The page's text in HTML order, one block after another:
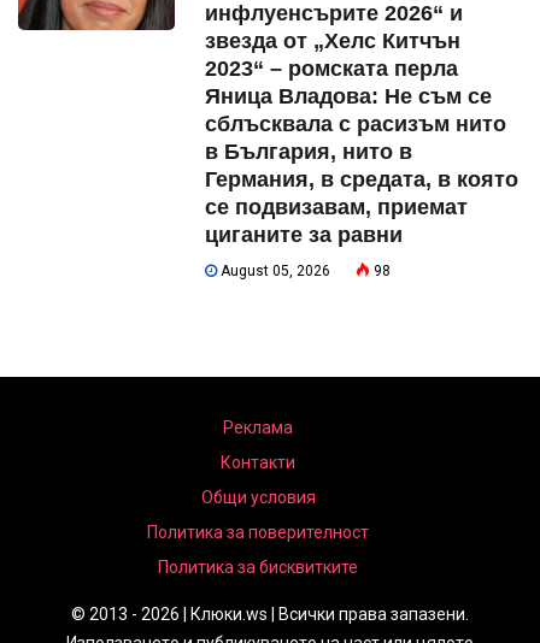
инфлуенсърите 2026“ и
звезда от „Хелс Китчън
2023“ – ромската перла
Яница Владова: Не съм се
сблъсквала с расизъм нито
в България, нито в
Германия, в средата, в която
се подвизавам, приемат
циганите за равни
August 05, 2026 98
Реклама
Контакти
Общи условия
Политика за поверителност
Политика за бисквитките
© 2013 - 2026 | Клюки.ws | Всички права запазени.